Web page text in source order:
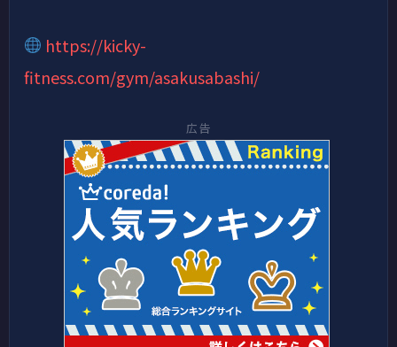
https://kicky-
fitness.com/gym/asakusabashi/
広告